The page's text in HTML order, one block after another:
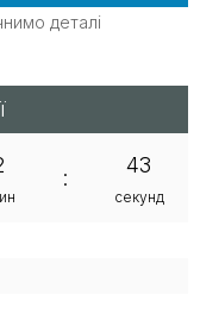
деталі
:
42
секунд